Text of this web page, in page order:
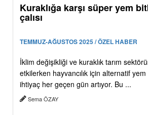
Kuraklığa karşı süper yem
çalısı
TEMMUZ-AĞUSTOS 2025 / ÖZEL HABER
İklim değişikliği ve kuraklık tarım
etkilerken hayvancılık için alternatif
ihtiyaç her geçen gün artıyor. Bu ...
Sema ÖZAY